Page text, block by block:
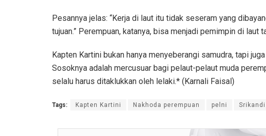
Pesannya jelas: “Kerja di laut itu tidak seseram yang
tujuan.” Perempuan, katanya, bisa menjadi pemimpin di
Kapten Kartini bukan hanya menyeberangi samudra, tapi
Sosoknya adalah mercusuar bagi pelaut-pelaut muda
selalu harus ditaklukkan oleh lelaki.* (Karnali Faisal)
Tags: Kapten Kartini Nakhoda perempuan pelni